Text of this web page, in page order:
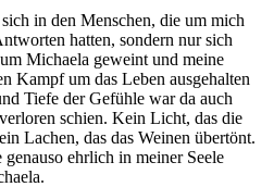
in den Menschen, die um mich
hatten, sondern nur sich
Michaela geweint und meine
Kampf um das Leben ausgehalten
Tiefe der Gefühle war da auch
schien. Kein Licht, das die
Lachen, das das Weinen übertönt.
ehrlich in meiner Seele